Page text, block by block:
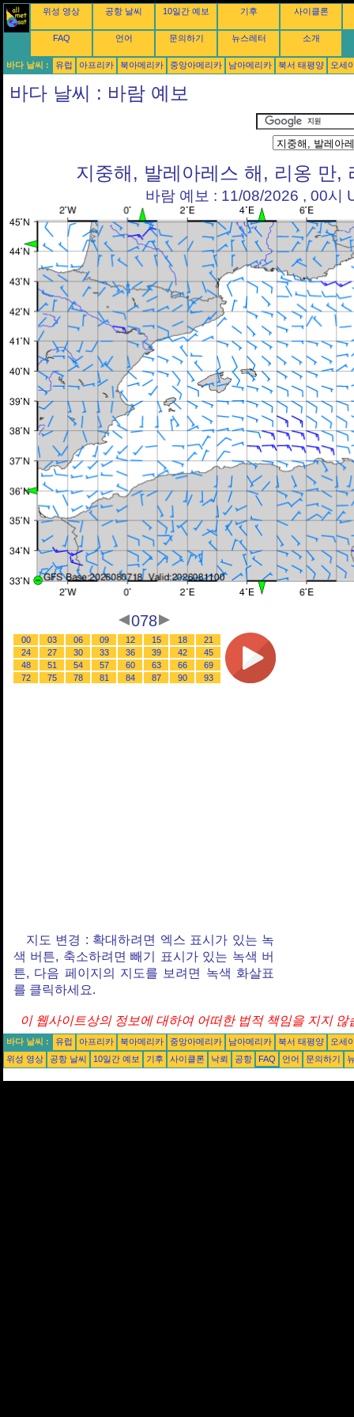
위성 영상 공항 날씨 10일간 예보 기후 사이클론
FAQ 언어 문의하기 뉴스레터 소개
바다 날씨 : 유럽 아프리카 북아메리카 중앙아메리카 남아메리카 북서 태평양 오세
바다 날씨 : 바람 예보
지중해, 발레아레스 해, 리옹 만,
바람 예보 : 11/08/2026 , 00시
078
00 03 06 09 12 15 18
21
24
27 30 33 36 39 42
45
48
51 54 57 60 63 66
69
72
75 78 81 84 87 90 93
지도 변경 : 확대하려면 엑스 표시가 있는 녹
색 버튼, 축소하려면 빼기 표시가 있는 녹색 버
튼, 다음 페이지의 지도를 보려면 녹색 화살표
를 클릭하세요.
이 웹사이트상의 정보에 대하여 어떠한 법적 책임을 지지 않
바다 날씨 : 유럽 아프리카 북아메리카 중앙아메리카 남아메리카 북서 태평양
오세
위성 영상
공항 날씨 10일간 예보 기후 사이클론 낙뢰 공항 FAQ 언어 문의하기